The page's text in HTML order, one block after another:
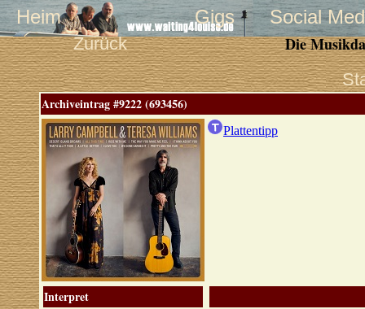
Heim Gigs Social
Zurück Die
Archiveintrag #9222 (693456)
Plattentipp
Interpret